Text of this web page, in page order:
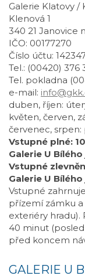
Galerie Klatovy /
Klenová 1
340 21 Janovice
IČO: 00177270
Číslo účtu:
Tel.: (00420) 376
Tel. pokladna
e-mail:
duben, říjen:
květen, červen,
červenec, srpen:
Vstupné plné:
Galerie U
Vstupné
Galerie U
Vstupné
přízemí zámku a
exteriéry
40 minut
před koncem
GALERIE U